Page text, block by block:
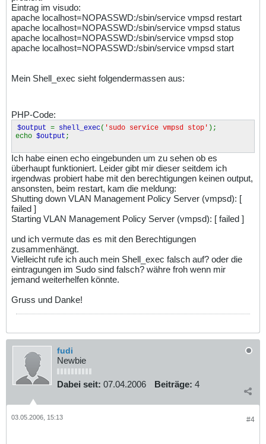
Eintrag im visudo:
apache localhost=NOPASSWD:/sbin/service vmpsd restart
apache localhost=NOPASSWD:/sbin/service vmpsd status
apache localhost=NOPASSWD:/sbin/service vmpsd stop
apache localhost=NOPASSWD:/sbin/service vmpsd start
Mein Shell_exec sieht folgendermassen aus:
PHP-Code:
$output = shell_exec( 'sudo service vmpsd stop' );
echo $output ;
Ich habe einen echo eingebunden um zu sehen ob es
überhaupt funktioniert. Leider gibt mir dieser seitdem ich
irgendwas probiert habe mit den berechtigungen keinen output,
ansonsten, beim restart, kam die meldung:
Shutting down VLAN Management Policy Server (vmpsd): [
failed ]
Starting VLAN Management Policy Server (vmpsd): [ failed ]
und ich vermute das es mit den Berechtigungen
zusammenhängt.
Vielleicht rufe ich auch mein Shell_exec falsch auf? oder die
eintragungen im Sudo sind falsch? währe froh wenn mir
jemand weiterhelfen könnte.
Gruss und Danke!
fudi
Newbie
Dabei seit: 07.04.2006 Beiträge: 4
#4
03.05.2006, 15:13